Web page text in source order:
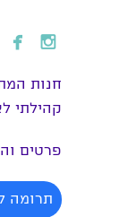
 
חנות
קהילתי
פרטים
תרומה